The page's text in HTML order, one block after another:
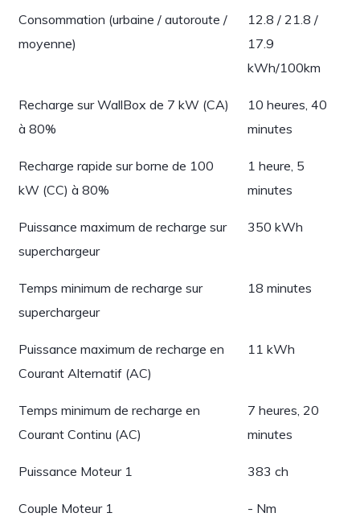
Consommation (urbaine / autoroute /
moyenne)
12.8 / 21.8 /
17.9
kWh/100km
Recharge sur WallBox de 7 kW (CA)
à 80%
10 heures, 40
minutes
Recharge rapide sur borne de 100
kW (CC) à 80%
1 heure, 5
minutes
Puissance maximum de recharge sur
superchargeur
350 kWh
Temps minimum de recharge sur
superchargeur
18 minutes
Puissance maximum de recharge en
Courant Alternatif (AC)
11 kWh
Temps minimum de recharge en
Courant Continu (AC)
7 heures, 20
minutes
Puissance Moteur 1 383 ch
Couple Moteur 1 - Nm